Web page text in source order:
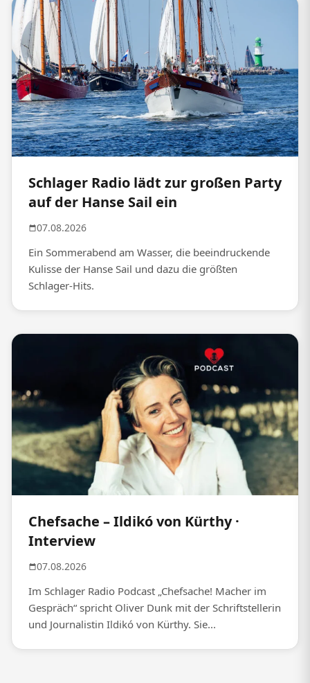
Schlager Radio lädt zur großen Party
auf der Hanse Sail ein
07.08.2026
Ein Sommerabend am Wasser, die beeindruckende
Kulisse der Hanse Sail und dazu die größten
Schlager-Hits.
Chefsache – Ildikó von Kürthy ·
Interview
07.08.2026
Im Schlager Radio Podcast „Chefsache! Macher im
Gespräch“ spricht Oliver Dunk mit der Schriftstellerin
und Journalistin Ildikó von Kürthy. Sie...